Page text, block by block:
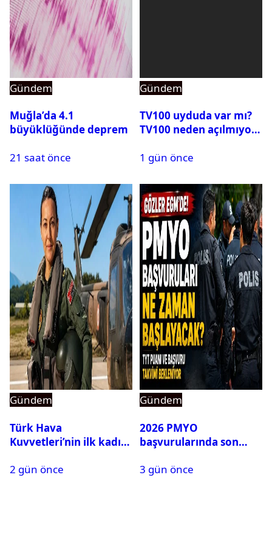
Gündem
Muğla’da 4.1
büyüklüğünde deprem
21 saat önce
Gündem
TV100 uyduda var mı?
TV100 neden açılmıyor?
1 gün önce
Gündem
Türk Hava
Kuvvetleri’nin ilk kadın
Karapınar hakkında
2 gün önce
Gündem
2026 PMYO
başvurularında son
3 gün önce